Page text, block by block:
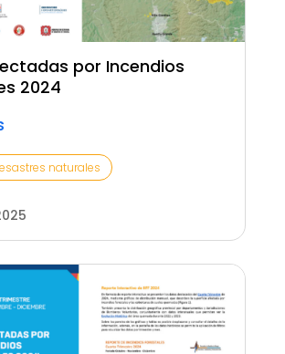
por Incendios
2024
naturales